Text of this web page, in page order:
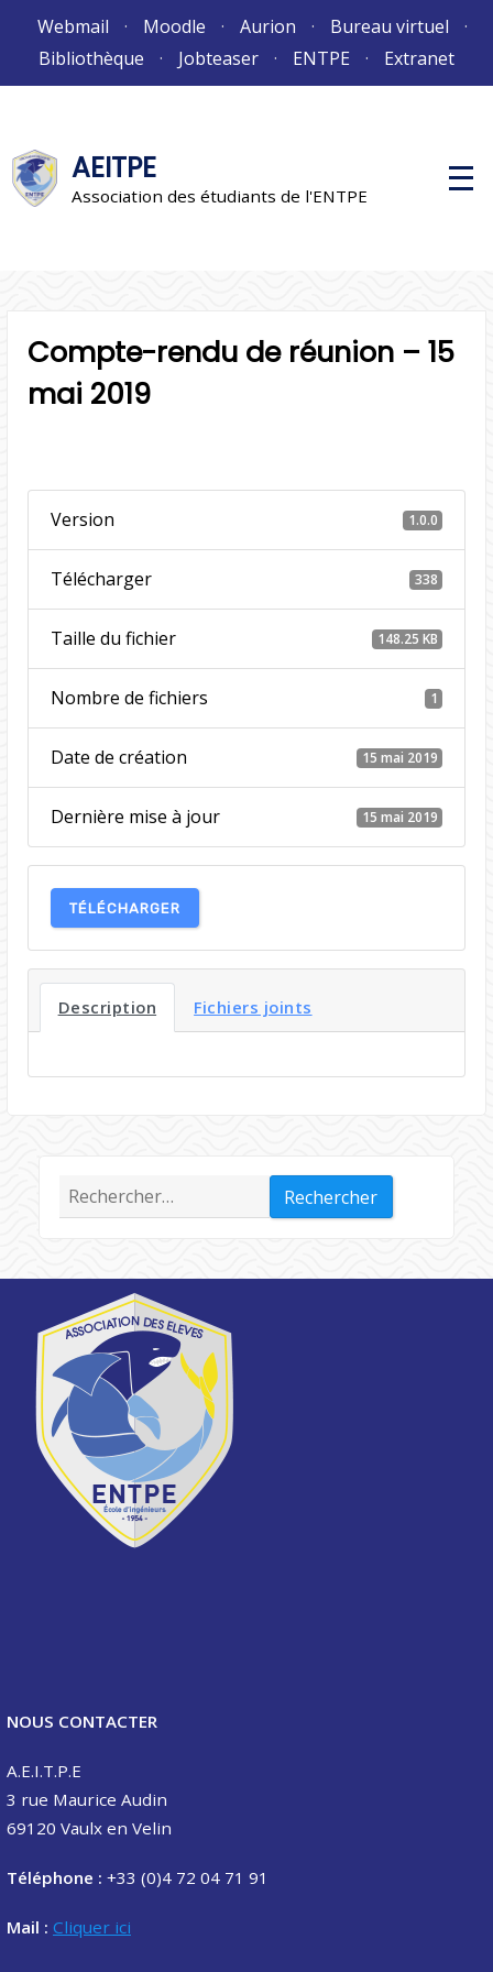
Webmail Moodle Aurion
Bureau virtuel
Bibliothèque
Jobteaser ENTPE Extranet
AEITPE
Association des étudiants de l'ENTPE
M
e
Compte-rendu de réunion – 15
mai 2019
Version 1.0.0
Télécharger 338
Taille du fichier 148.25 KB
Nombre de fichiers 1
Date de création 15 mai 2019
Dernière mise à jour 15 mai 2019
TÉLÉCHARGER
Description Fichiers joints
Rechercher :
NOUS CONTACTER
A.E.I.T.P.E
3 rue Maurice Audin
69120 Vaulx en Velin
Téléphone : +33 (0)4 72 04 71 91
Mail : Cliquer ici